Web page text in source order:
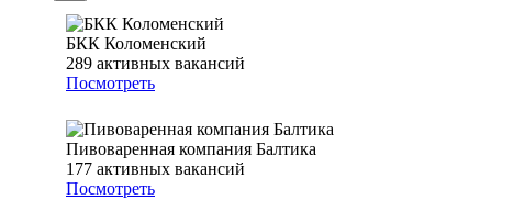
БКК Коломенский
289 активных вакансий
Посмотреть
Пивоваренная компания Балтика
177 активных вакансий
Посмотреть